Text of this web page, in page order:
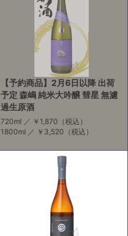
【予約商品】2月6日以降 出荷
予定 森嶋 純米大吟醸 彗星 無濾
過生原酒
720ml ／ ￥1,870 （税込）
1800ml ／ ￥3,520 （税込）